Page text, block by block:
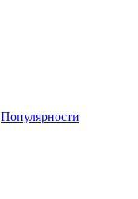
Популярности